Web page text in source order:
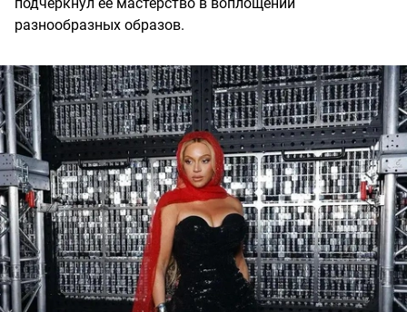
разнообразных образов.